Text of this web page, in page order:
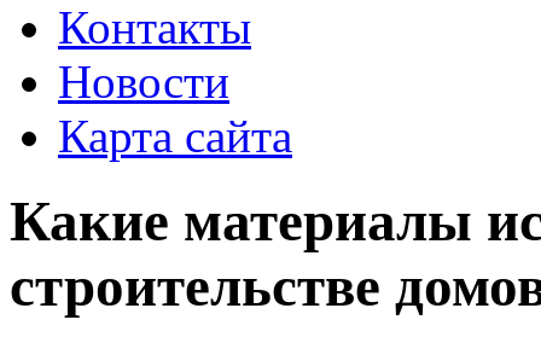
Контакты
Новости
Карта сайта
Какие материалы
строительстве